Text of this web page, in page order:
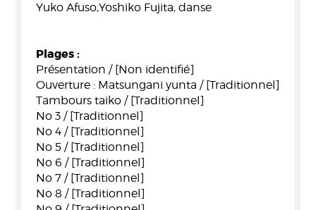
Yuko Afuso,Yoshiko Fujita, danse
Plages :
Présentation / [Non identifié]
Ouverture : Matsungani yunta / [Traditionnel]
Tambours taiko / [Traditionnel]
No 3 / [Traditionnel]
No 4 / [Traditionnel]
No 5 / [Traditionnel]
No 6 / [Traditionnel]
No 7 / [Traditionnel]
No 8 / [Traditionnel]